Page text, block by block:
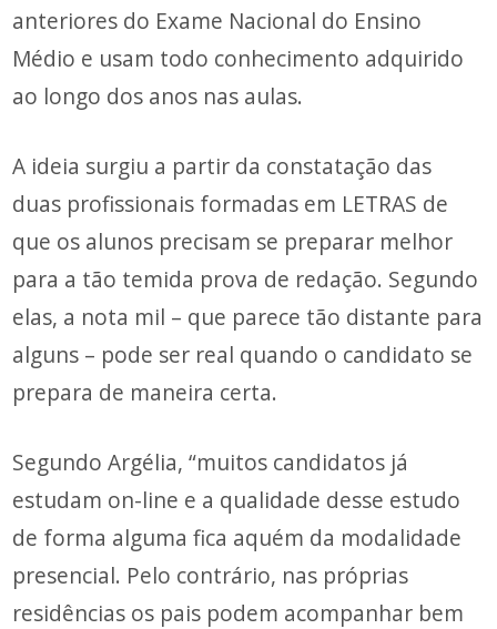
anteriores do Exame Nacional do Ensino
Médio e usam todo conhecimento adquirido
ao longo dos anos nas aulas.
A ideia surgiu a partir da constatação das
duas profissionais formadas em LETRAS de
que os alunos precisam se preparar melhor
para a tão temida prova de redação. Segundo
elas, a nota mil – que parece tão distante para
alguns – pode ser real quando o candidato se
prepara de maneira certa.
Segundo Argélia, “muitos candidatos já
estudam on-line e a qualidade desse estudo
de forma alguma fica aquém da modalidade
presencial. Pelo contrário, nas próprias
residências os pais podem acompanhar bem